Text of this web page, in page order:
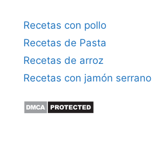
Recetas con pollo
Recetas de Pasta
Recetas de arroz
Recetas con jamón serrano